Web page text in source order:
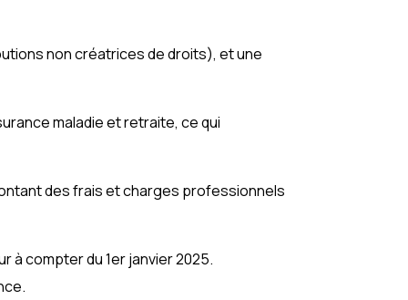
non créatrices de droits), et une
maladie et retraite, ce qui
des frais et charges professionnels
à compter du 1er janvier 2025.